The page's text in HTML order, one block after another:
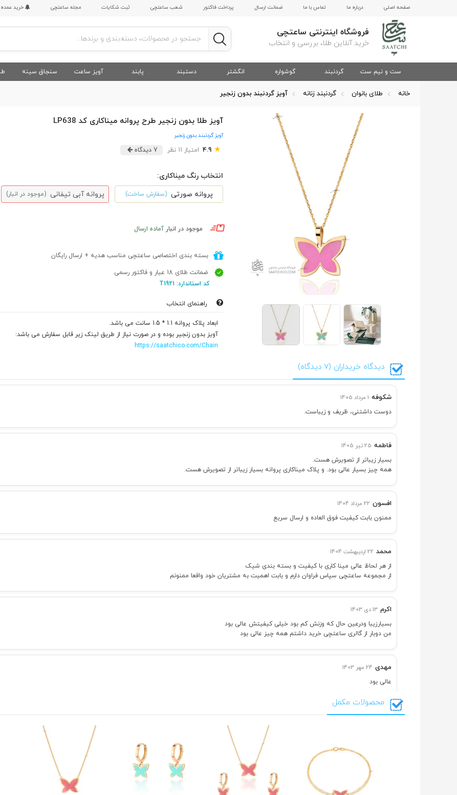
صفحه اصلی درباره ما تماس با ما ضمانت ارسال پرداخت فاکتور شعب ساعتچی ثبت شکایات مجله ساعتچی خرید عمده
فروشگاه اینترنتی ساعتچی
خرید آنلاین طلا، بررسی و انتخاب
ست و نیم ست گردنبند گوشواره انگشتر دستبند پابند آویز ساعت سنجاق سینه
خانه طلای بانوان گردنبند زنانه آویز گردنبند بدون زنجیر
آویز طلا بدون زنجیر طرح پروانه میناکاری کد LP638
آویز گردنبند بدون زنجیر
★
4.9 امتیاز 11 نظر 7 دیدگاه
انتخاب رنگ میناکاری:
پروانه صورتی (سفارش ساخت) پروانه آبی تیفانی (موجود در انبار)
موجود در انبار آماده ارسال
بسته بندی اختصاصی ساعتچی مناسب هدیه + ارسال رایگان
ضمانت طلای 18 عیار و فاکتور رسمی
کد استاندارد: T1921
راهنمای انتخاب
ابعاد پلاک پروانه 1.1 * 1.5 سانت می باشد.
آویز بدون زنجیر بوده و در صورت نیاز از طریق لینک زیر قابل سفارش می باشد:
https://saatchico.com/Chain
دیدگاه خریداران (7 دیدگاه)
شکوفه 1 مرداد 1405
دوست داشتنی، ظریف و زیباست.
فاطمه 25 تیر 1405
بسیار زیباتر از تصویرش هست.
همه چیز بسیار عالی بود. و پلاک میناکاری پروانه بسیار زیباتر از تصویرش هست.
افسون 22 مرداد 1404
ممنون بابت کیفیت فوق العاده و ارسال سریع
محمد 22 اردیبهشت 1404
از هر لحاظ عالی مینا کاری با کیفیت و بسته بندی شیک
از مجموعه ساعتچی سپاس فراوان دارم و بابت اهمیت به مشتریان خود واقعا ممنونم
اکرم 13 دی 1403
بسیارزیبا ودرعین حال که وزنش کم بود خیلی کیفیتش عالی بود
من دوبار از گالری ساعتچی خرید داشتم همه چیز عالی بود
مهدی 24 مهر 1403
عالی بود
منور 16 تیر 1403
خیلی زیبا بود ولی من قبلش گوشواره و دستبند رو هم گرفته بودم ، کاش پروانه گوشواره و دستبند هم اندازه سایز پروانه آویز بود
محصولات مکمل